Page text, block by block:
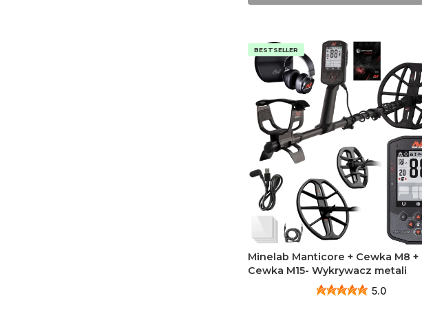
BESTSELLER
Minelab Manticore + Cewka M8 +
Cewka M15- Wykrywacz metali
5.0